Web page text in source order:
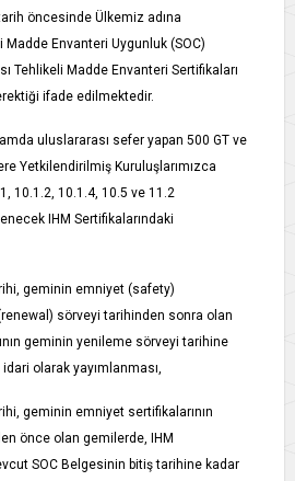
öncesinde Ülkemiz adına
Madde Envanteri Uygunluk (SOC)
Tehlikeli Madde Envanteri Sertifikaları
ifade edilmektedir.
uluslararası sefer yapan 500 GT ve
Yetkilendirilmiş Kuruluşlarımızca
10.1.2, 10.1.4, 10.5 ve 11.2
IHM Sertifikalarındaki
geminin emniyet (safety)
sörveyi tarihinden sonra olan
geminin yenileme sörveyi tarihine
olarak yayımlanması,
geminin emniyet sertifikalarının
önce olan gemilerde, IHM
SOC Belgesinin bitiş tarihine kadar